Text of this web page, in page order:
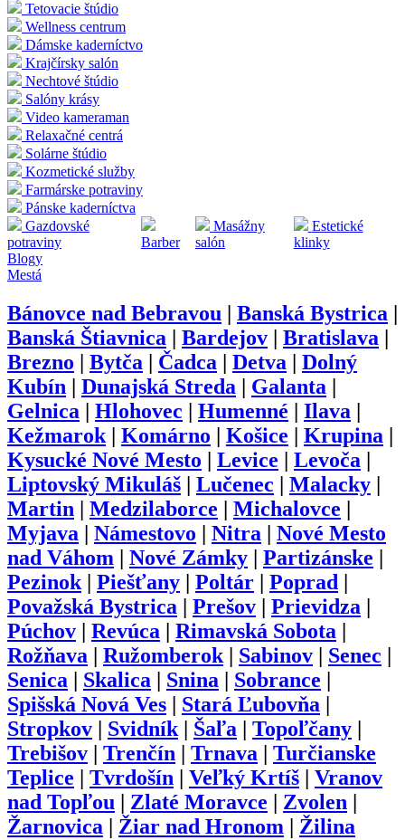
Tetovacie štúdio
Wellness centrum
Dámske kaderníctvo
Krajčírsky salón
Nechtové štúdio
Salóny krásy
Video kameraman
Relaxačné centrá
Solárne štúdio
Kozmetické služby
Farmárske potraviny
Pánske kaderníctva
Gazdovské
potraviny
Barber
Masážny
salón
Estetické
klinky
Blogy
Mestá
Bánovce nad Bebravou Banská Bystrica
Banská Štiavnica
Bardejov Bratislava
Brezno
Bytča Čadca Detva
Dolný
Kubín
Dunajská Streda Galanta
Gelnica
Hlohovec Humenné Ilava
Kežmarok| Komárno Košice Krupina
Kysucké Nové Mesto
Levice Levoča
Liptovský Mikuláš
Lučenec Malacky
Martin
Medzilaborce Michalovce
Myjava
Námestovo Nitra
Nové Mesto
nad Váhom
Nové Zámky Partizánske
Pezinok| Piešťany Poltár Poprad
Považská Bystrica
Prešov Prievidza
Púchov
Revúca Rimavská Sobota
Rožňava
Ružomberok| Sabinov Senec
Senica
Skalica Snina Sobrance
Spišská Nová Ves
Stará Ľubovňa
Stropkov
Svidník| Šaľa Topoľčany
Trebišov
Trenčín Trnava
Turčianske
Teplice
Tvrdošín Veľký Krtíš
Vranov
nad Topľou
Zlaté Moravce Zvolen
Žarnovica
Žiar nad Hronom Žilina